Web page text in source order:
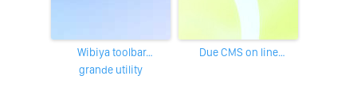
Wibiya toolbar…
grande utility
Due CMS on line…